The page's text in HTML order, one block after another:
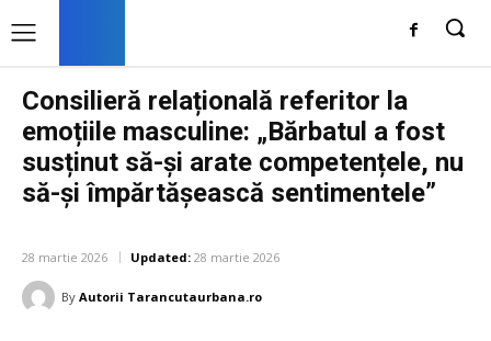
Consilieră relațională referitor la
emoțiile masculine: „Bărbatul a fost
susținut să-și arate competențele, nu
să-și împărtășească sentimentele”
28 martie 2026 Updated: 28 martie 2026
By Autorii Tarancutaurbana.ro